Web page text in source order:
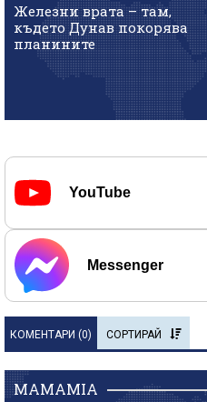
Железни врата – там,
където Дунав покорява
планините
YouTube
Messenger
КОМЕНТАРИ (0) СОРТИРАЙ
MAMAMIA